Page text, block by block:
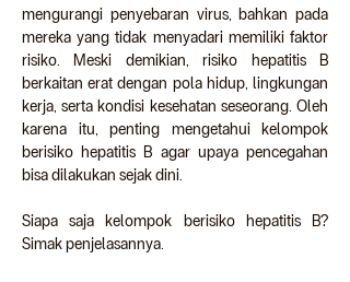
mengurangi penyebaran virus, bahkan pada
mereka yang tidak menyadari memiliki faktor
risiko. Meski demikian, risiko hepatitis B
berkaitan erat dengan pola hidup, lingkungan
kerja, serta kondisi kesehatan seseorang. Oleh
karena itu, penting mengetahui kelompok
berisiko hepatitis B agar upaya pencegahan
bisa dilakukan sejak dini.
Siapa saja kelompok berisiko hepatitis B?
Simak penjelasannya.